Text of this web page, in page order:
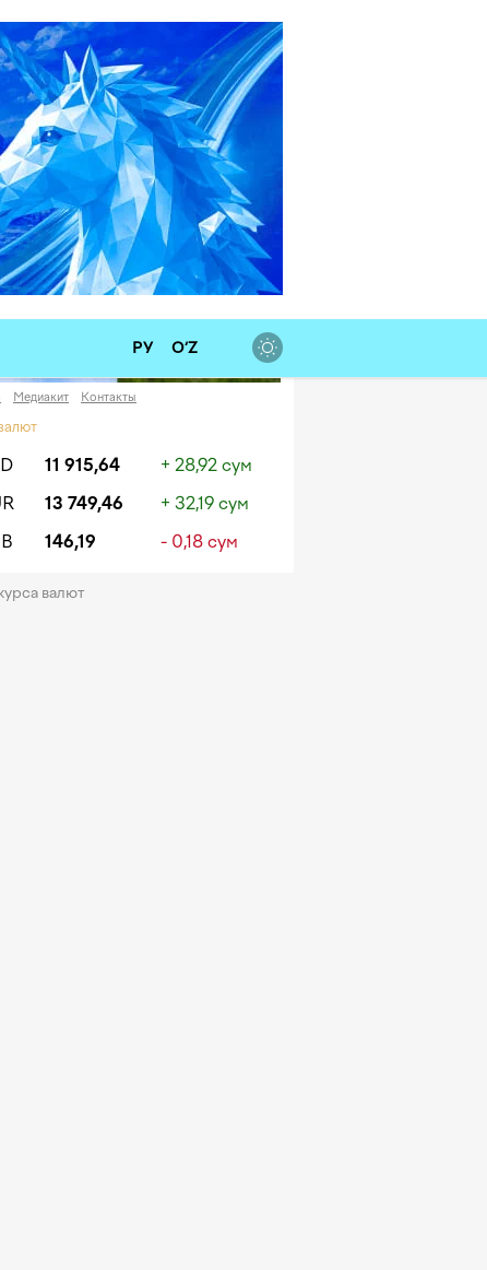
РУ O‘Z
11 915,64
+ 28,92 сум
13 749,46
+ 32,19 сум
146,19 - 0,18 сум
валют
Медиакит Контакты